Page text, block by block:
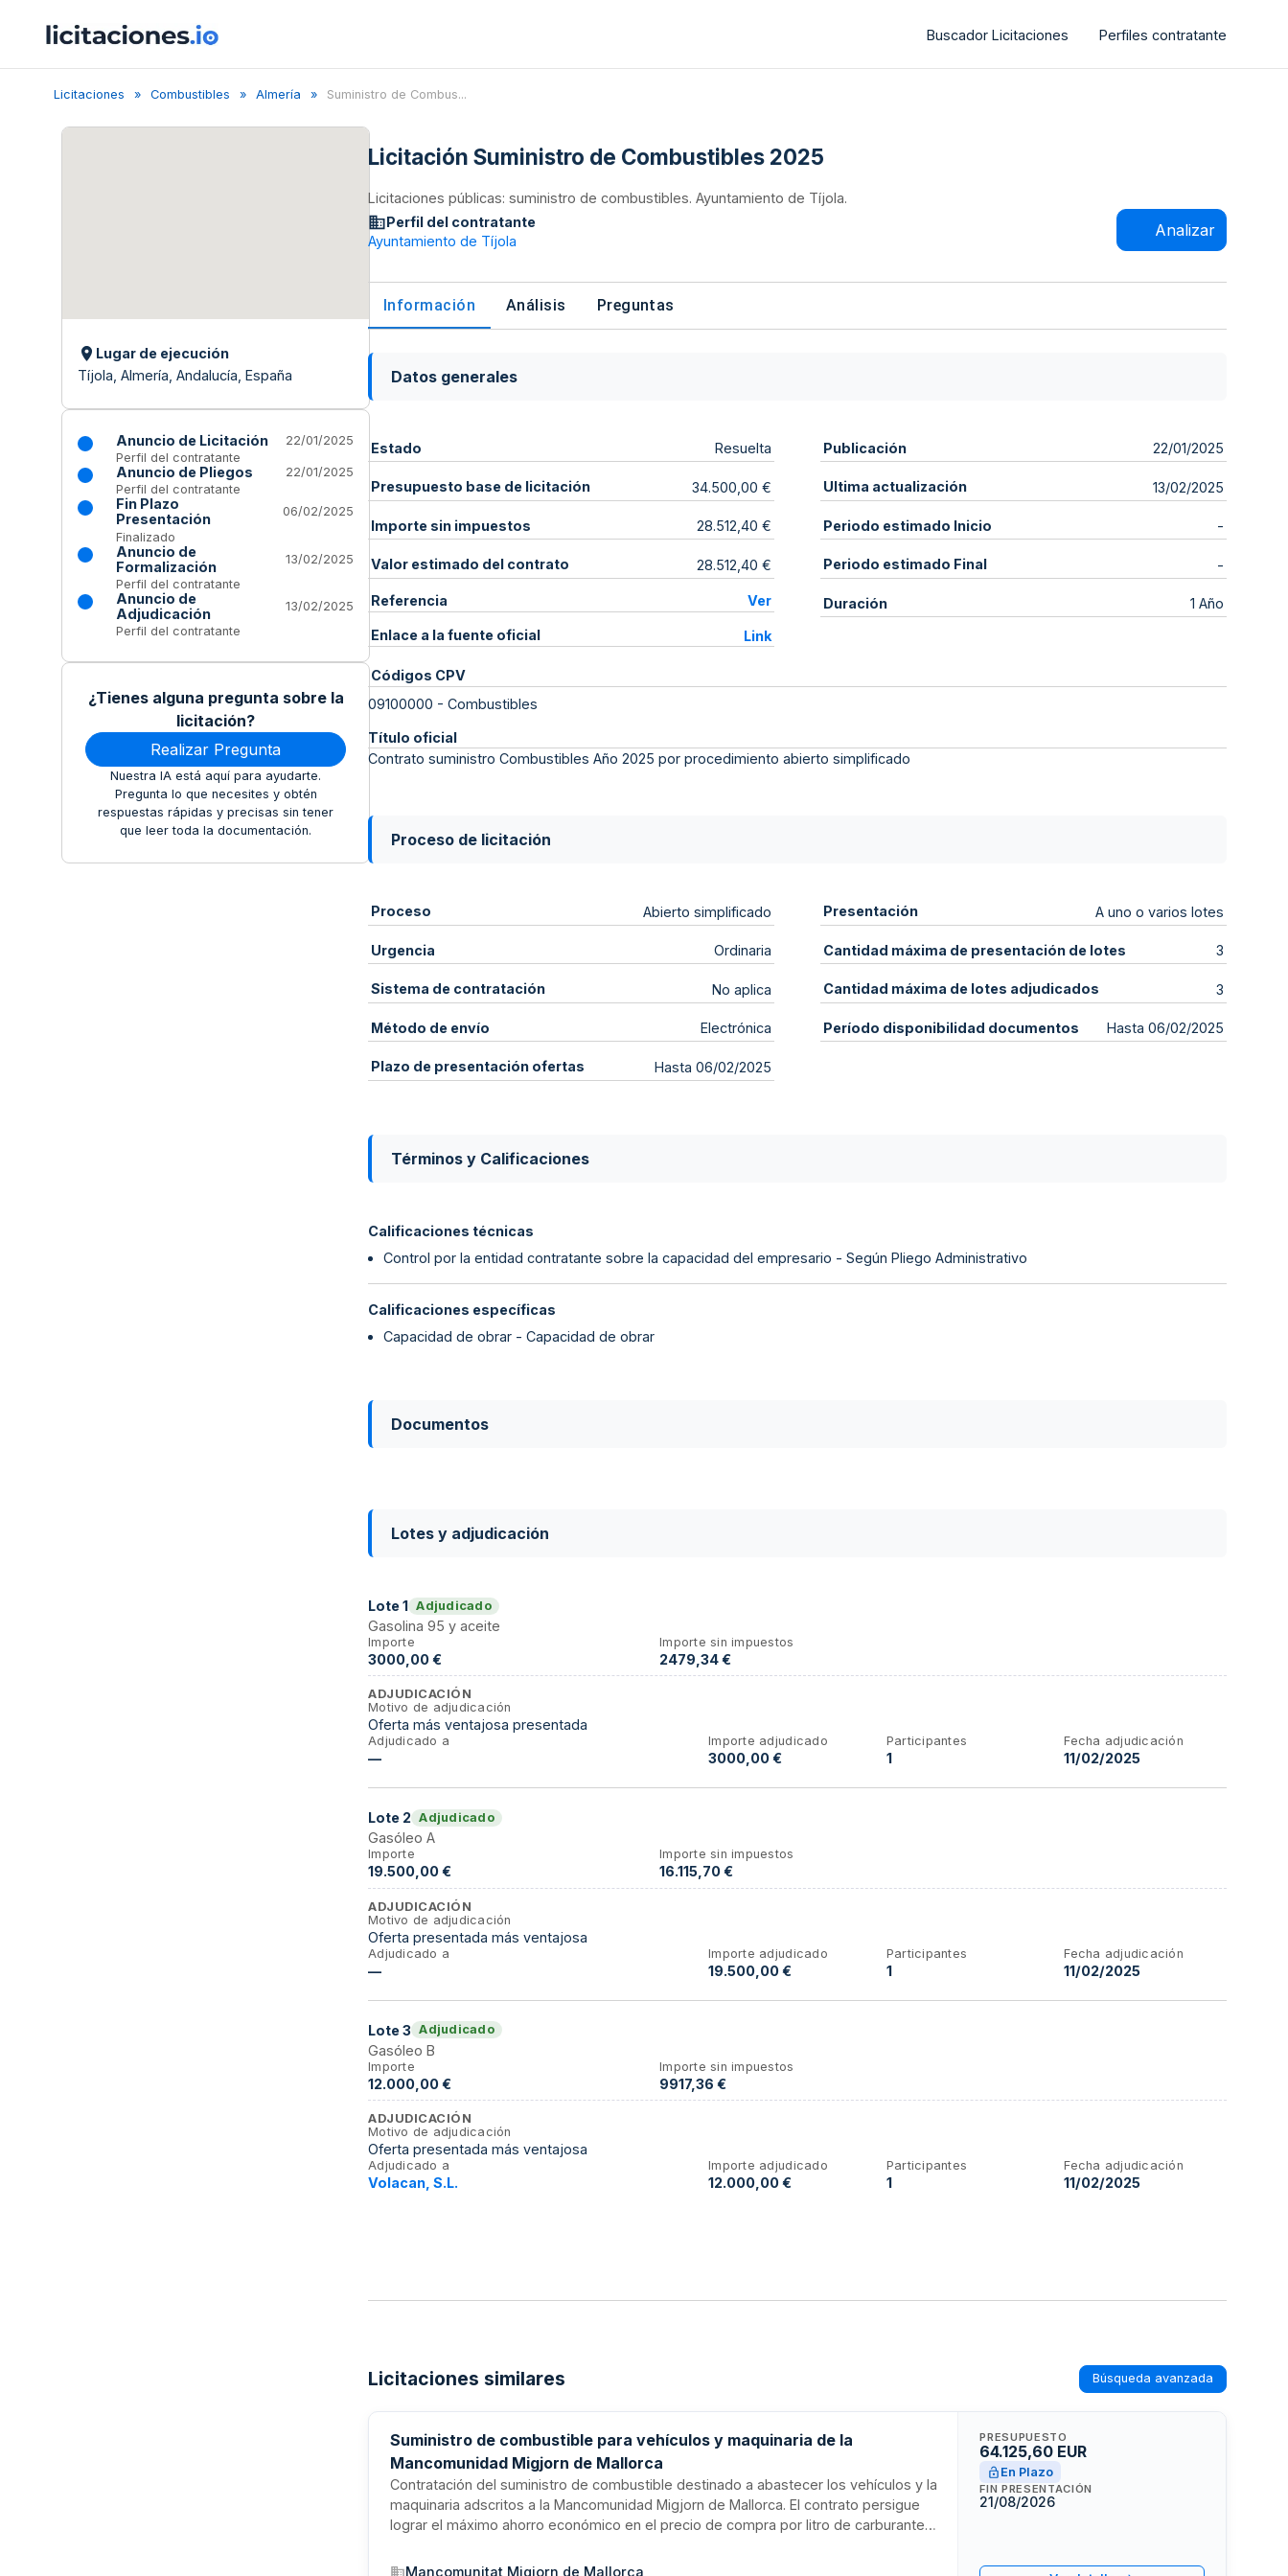
Buscador Licitaciones Perfiles contratante
Licitaciones Combustibles Almería Suministro de Combus...
Lugar de ejecución
Tíjola, Almería, Andalucía, España
Anuncio de Licitación
22/01/2025
Perfil del contratante
Anuncio de Pliegos
22/01/2025
Perfil del contratante
Fin Plazo
Presentación
06/02/2025
Finalizado
Anuncio de
Formalización
13/02/2025
Perfil del contratante
Anuncio de
Adjudicación
13/02/2025
Perfil del contratante
¿Tienes alguna pregunta sobre la
licitación?
Realizar Pregunta
Nuestra IA está aquí para ayudarte.
Pregunta lo que necesites y obtén
respuestas rápidas y precisas sin tener
que leer toda la documentación.
Licitación Suministro de Combustibles 2025
Licitaciones públicas: suministro de combustibles. Ayuntamiento de Tíjola.
Perfil del contratante
Ayuntamiento de Tíjola
Analizar
Información Análisis Preguntas
Datos generales
Estado Resuelta
Presupuesto base de licitación 34.500,00 €
Importe sin impuestos 28.512,40 €
Valor estimado del contrato 28.512,40 €
Referencia Ver
Enlace a la fuente oficial Link
Publicación 22/01/2025
Ultima actualización 13/02/2025
Periodo estimado Inicio -
Periodo estimado Final -
Duración 1 Año
Códigos CPV
09100000 - Combustibles
Título oficial
Contrato suministro Combustibles Año 2025 por procedimiento abierto simplificado
Proceso de licitación
Proceso Abierto simplificado
Urgencia Ordinaria
Sistema de contratación No aplica
Método de envío Electrónica
Plazo de presentación ofertas Hasta 06/02/2025
Presentación A uno o varios lotes
Cantidad máxima de presentación de lotes 3
Cantidad máxima de lotes adjudicados 3
Período disponibilidad documentos Hasta 06/02/2025
Términos y Calificaciones
Calificaciones técnicas
Control por la entidad contratante sobre la capacidad del empresario - Según Pliego Administrativo
Calificaciones específicas
Capacidad de obrar - Capacidad de obrar
Documentos
Lotes y adjudicación
Lote1 Adjudicado
Gasolina 95 y aceite
Importe
3000,00 €
Importe sin impuestos
2479,34 €
ADJUDICACIÓN
Motivo de adjudicación
Oferta más ventajosa presentada
Adjudicado a
—
Importe adjudicado
3000,00 €
Participantes
1
Fecha adjudicación
11/02/2025
Lote 2 Adjudicado
Gasóleo A
Importe
19.500,00 €
Importe sin impuestos
16.115,70 €
ADJUDICACIÓN
Motivo de adjudicación
Oferta presentada más ventajosa
Adjudicado a
—
Importe adjudicado
19.500,00 €
Participantes
1
Fecha adjudicación
11/02/2025
Lote3 Adjudicado
Gasóleo B
Importe
12.000,00 €
Importe sin impuestos
9917,36 €
ADJUDICACIÓN
Motivo de adjudicación
Oferta presentada más ventajosa
Adjudicado a
Volacan, S.L.
Importe adjudicado
12.000,00 €
Participantes
1
Fecha adjudicación
11/02/2025
Licitaciones similares Búsqueda avanzada
Suministro de combustible para vehículos y maquinaria de la
Mancomunidad Migjorn de Mallorca
Contratación del suministro de combustible destinado a abastecer los vehículos y la
maquinaria adscritos a la Mancomunidad Migjorn de Mallorca. El contrato persigue
lograr el máximo ahorro económico en el precio de compra por litro de carburante,
mediante un sistema de tarjetas con código de barras individualizadas por vehículo
Mancomunitat Migjorn de Mallorca
PRESUPUESTO
64.125,60 EUR
En Plazo
FIN PRESENTACIÓN
21/08/2026